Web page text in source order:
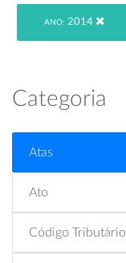
ANO: 2014
Categoria
Atas
Ato
Código Tributário